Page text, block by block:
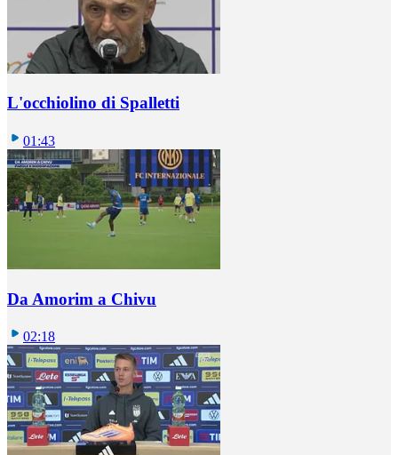
L'occhiolino di Spalletti
01:43
Da Amorim a Chivu
02:18